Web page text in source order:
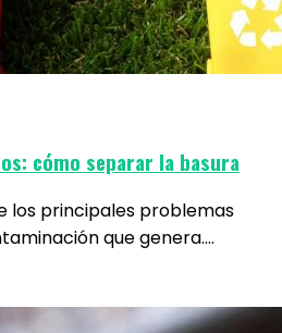
cómo separar la basura
los principales problemas
que genera.…